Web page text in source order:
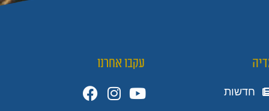
חדשות
עקבו אחרנו